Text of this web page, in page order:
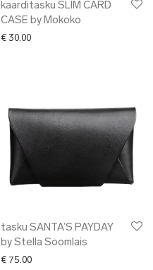
kaarditasku SLIM CARD
CASE by Mokoko
€ 30.00
tasku SANTA’S PAYDAY
by Stella Soomlais
€ 75.00